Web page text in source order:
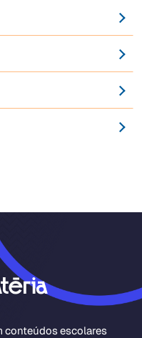
conteúdos escolares